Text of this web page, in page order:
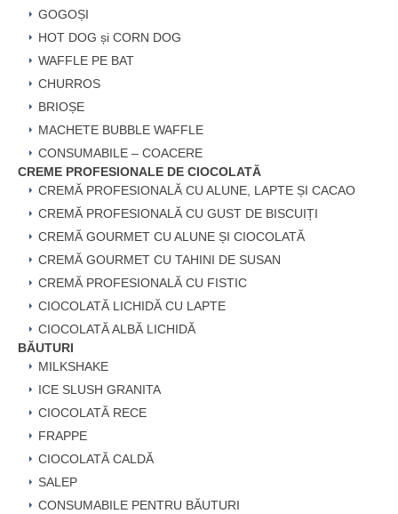
GOGOȘI
HOT DOG și CORN DOG
WAFFLE PE BAT
CHURROS
BRIOȘE
MACHETE BUBBLE WAFFLE
CONSUMABILE – COACERE
CREME PROFESIONALE DE CIOCOLATĂ
CREMĂ PROFESIONALĂ CU ALUNE, LAPTE ȘI CACAO
CREMĂ PROFESIONALĂ CU GUST DE BISCUIȚI
CREMĂ GOURMET CU ALUNE ȘI CIOCOLATĂ
CREMĂ GOURMET CU TAHINI DE SUSAN
CREMĂ PROFESIONALĂ CU FISTIC
CIOCOLATĂ LICHIDĂ CU LAPTE
CIOCOLATĂ ALBĂ LICHIDĂ
BĂUTURI
MILKSHAKE
ICE SLUSH GRANITA
CIOCOLATĂ RECE
FRAPPE
CIOCOLATĂ CALDĂ
SALEP
CONSUMABILE PENTRU BĂUTURI